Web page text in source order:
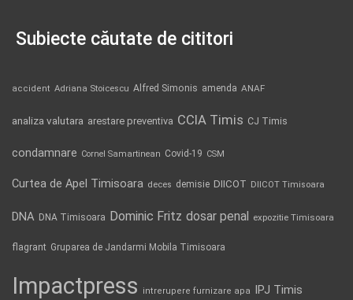
Subiecte căutate de cititori
accident Adriana Stoicescu Alfred Simonis amenda ANAF
analiza valutara arestare preventiva CCIA Timis CJ Timis
condamnare Cornel Samartinean Covid-19 CSM
Curtea de Apel Timisoara deces demisie DIICOT DIICOT Timisoara
DNA DNA Timisoara Dominic Fritz dosar penal expozitie Timisoara
flagrant Gruparea de Jandarmi Mobila Timisoara
Impactpress intrerupere furnizare apa IPJ Timis